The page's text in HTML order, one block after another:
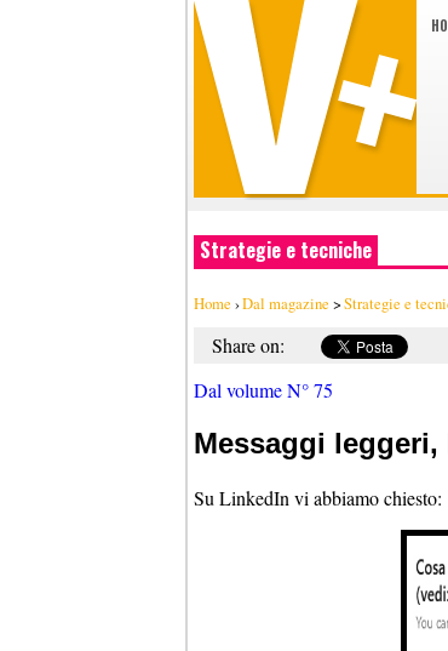
Strategie e tecniche
Home ›Dal magazine >Strategie e
Share on:
Dal volume N° 75
Messaggi
Su LinkedIn vi abbiamo chiesto: